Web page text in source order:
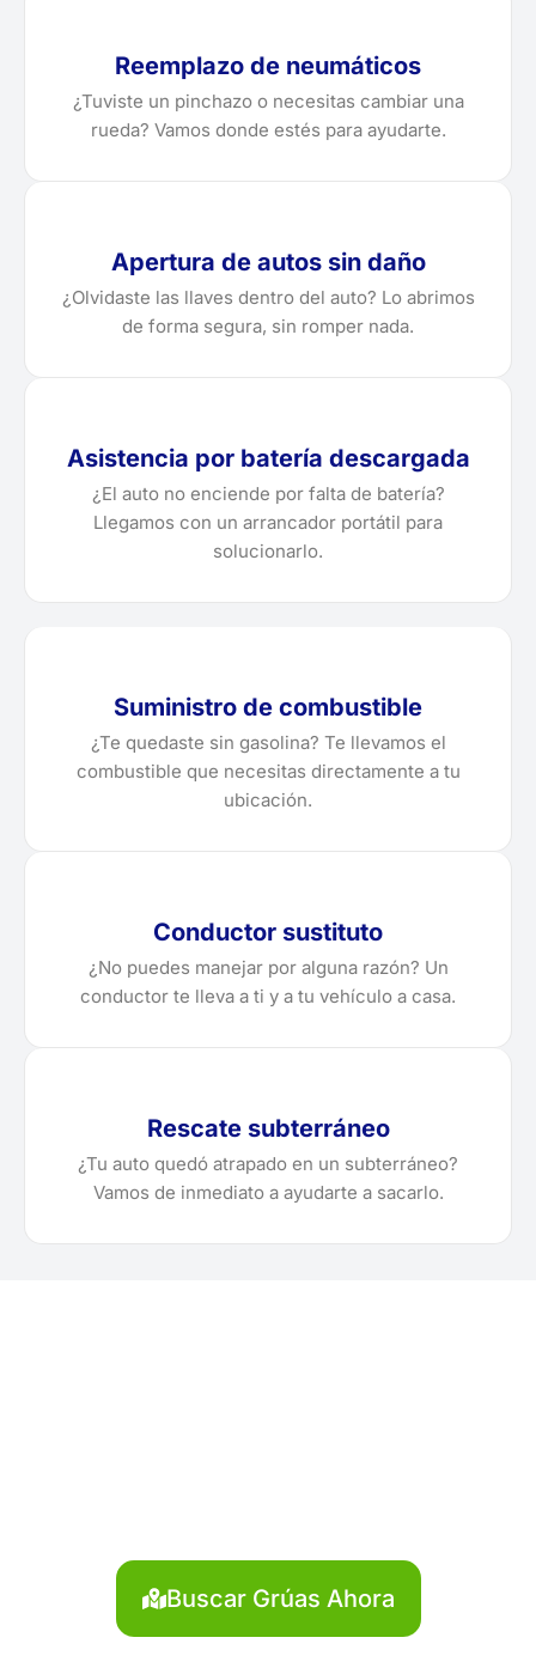
Reemplazo de neumáticos
¿Tuviste un pinchazo o necesitas cambiar una
rueda? Vamos donde estés para ayudarte.
Apertura de autos sin daño
¿Olvidaste las llaves dentro del auto? Lo abrimos
de forma segura, sin romper nada.
Asistencia por batería descargada
¿El auto no enciende por falta de batería?
Llegamos con un arrancador portátil para
solucionarlo.
Suministro de combustible
¿Te quedaste sin gasolina? Te llevamos el
combustible que necesitas directamente a tu
ubicación.
Conductor sustituto
¿No puedes manejar por alguna razón? Un
conductor te lleva a ti y a tu vehículo a casa.
Rescate subterráneo
¿Tu auto quedó atrapado en un subterráneo?
Vamos de inmediato a ayudarte a sacarlo.
Buscar Grúas Ahora